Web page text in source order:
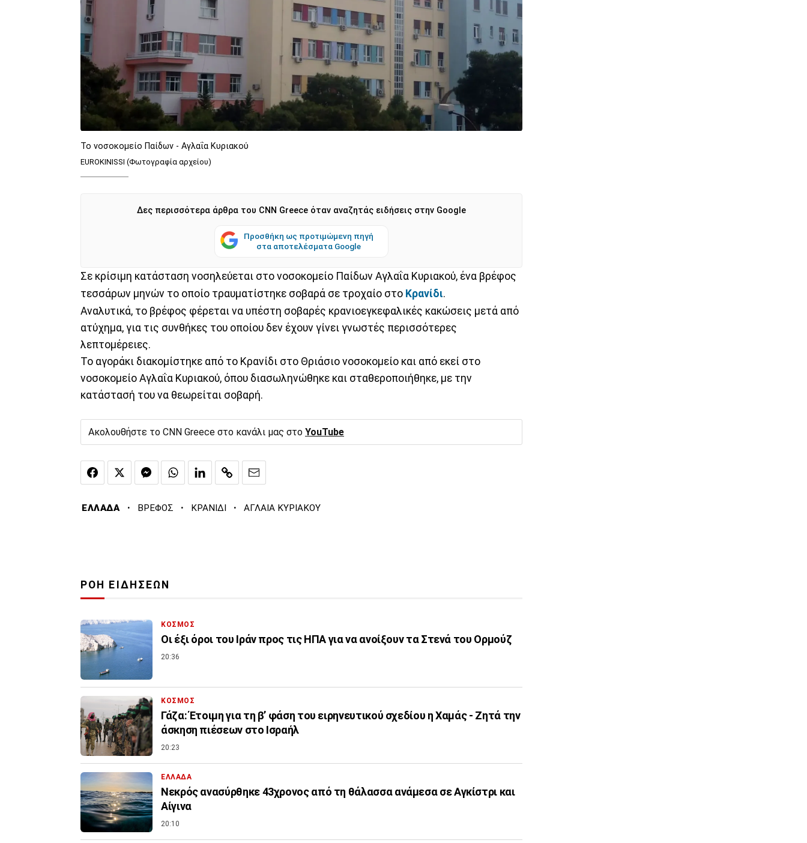
Το νοσοκομείο Παίδων - Αγλαΐα Κυριακού
EUROKINISSI (Φωτογραφία αρχείου)
Δες περισσότερα άρθρα του CNN Greece όταν αναζητάς ειδήσεις στην Google
Προσθήκη ως προτιμώμενη πηγή
στα αποτελέσματα Google
Σε κρίσιμη κατάσταση νοσηλεύεται στο νοσοκομείο Παίδων Αγλαΐα Κυριακού, ένα βρέφος
τεσσάρων μηνών το οποίο τραυματίστηκε σοβαρά σε τροχαίο στο Κρανίδι.
Αναλυτικά, το βρέφος φέρεται να υπέστη σοβαρές κρανιοεγκεφαλικές κακώσεις μετά από
ατύχημα, για τις συνθήκες του οποίου δεν έχουν γίνει γνωστές περισσότερες
λεπτομέρειες.
Το αγοράκι διακομίστηκε από το Κρανίδι στο Θριάσιο νοσοκομείο και από εκεί στο
νοσοκομείο Αγλαΐα Κυριακού, όπου διασωληνώθηκε και σταθεροποιήθηκε, με την
κατάστασή του να θεωρείται σοβαρή.
Ακολουθήστε το CNN Greece στο κανάλι μας στο YouTube
ΕΛΛΑΔΑ · ΒΡΕΦΟΣ · ΚΡΑΝΙΔΙ · ΑΓΛΑΙΑ ΚΥΡΙΑΚΟΥ
ΡΟΗ ΕΙΔΗΣΕΩΝ
ΚΟΣΜΟΣ
Οι έξι όροι του Ιράν προς τις ΗΠΑ για να ανοίξουν τα Στενά του Ορμούζ
20:36
ΚΟΣΜΟΣ
Γάζα: Έτοιμη για τη β’ φάση του ειρηνευτικού σχεδίου η Χαμάς - Ζητά την
άσκηση πιέσεων στο Ισραήλ
20:23
ΕΛΛΑΔΑ
Νεκρός ανασύρθηκε 43χρονος από τη θάλασσα ανάμεσα σε Αγκίστρι και
Αίγινα
20:10